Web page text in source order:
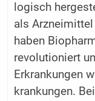
logisch
als
haben
revolutioniert
Erkrankungen
krankungen.